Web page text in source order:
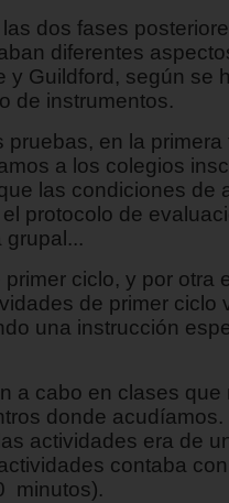
dos fases
diferentes
y Guildford, según se
de instrumentos.
pruebas, en la primera
a los colegios
las condiciones de
protocolo de
grupal...
ciclo, y por otra
de primer ciclo
una instrucción
a cabo en clases que
donde
actividades era de
contaba
minutos).